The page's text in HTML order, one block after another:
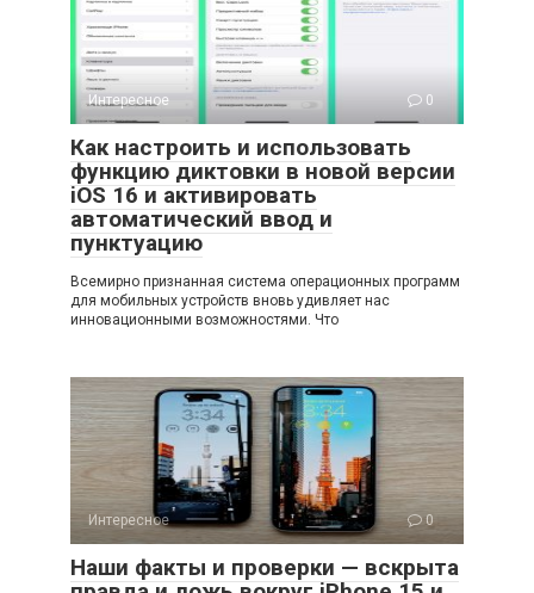
Интересное 0
Как настроить и использовать
функцию диктовки в новой версии
iOS 16 и активировать
автоматический ввод и
пунктуацию
Всемирно признанная система операционных программ
для мобильных устройств вновь удивляет нас
инновационными возможностями. Что
Интересное 0
Наши факты и проверки — вскрыта